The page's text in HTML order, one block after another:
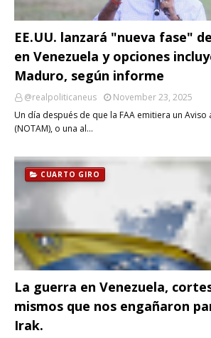
EE.UU. lanzará "nueva fase"
en Venezuela y opciones
Maduro, según informe
@realpoliticaneus
November 23, 2025
Un día después de que la FAA emitiera un Aviso
(NOTAM), o una al…
CUARTO GIRO
La guerra en Venezuela,
mismos que nos engañaron
Irak.